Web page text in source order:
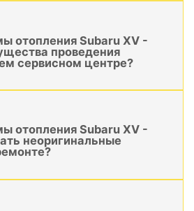
отопления Subaru XV -
проведения
сервисном центре?
отопления Subaru XV -
неоригинальные